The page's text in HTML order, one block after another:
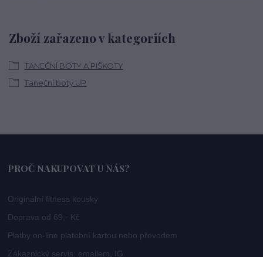
Zboží zařazeno v kategoriích
TANEČNÍ BOTY A PIŠKOTY
Taneční boty UP
PROČ NAKUPOVAT U NÁS?
Originální fitness kousky
Doprava od 69,- Kč
Platby on-line platební kartou nebo převodem
Zákaznický servis: emailem, IG